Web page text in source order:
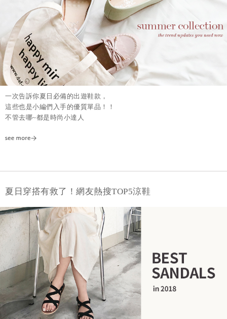
一次告訴你夏日必備的出遊鞋款，
這些也是小編們入手的優質單品！！
不管去哪~都是時尚小達人
夏日穿搭有救了！網友熱搜TOP5涼鞋